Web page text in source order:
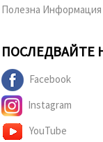
Полезна Информация
ПОСЛЕДВАЙТЕ
Facebook
Instagram
YouTube